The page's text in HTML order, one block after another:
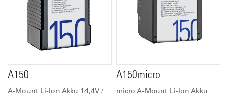
A150
A-Mount Li-Ion Akku 14,4V /
A150micro
micro A-Mount Li-Ion Akku